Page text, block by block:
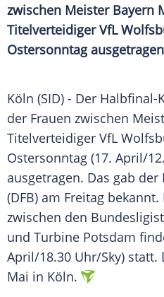
zwischen Meister Bayern
Titelverteidiger VfL
Ostersonntag
Köln (SID) - Der Halbfinal-
der Frauen zwischen
Titelverteidiger VfL
Ostersonntag (17. April/
ausgetragen. Das gab
(DFB) am Freitag bekannt.
zwischen den
und Turbine Potsdam
April/18.30 Uhr/Sky) statt.
Mai in Köln.